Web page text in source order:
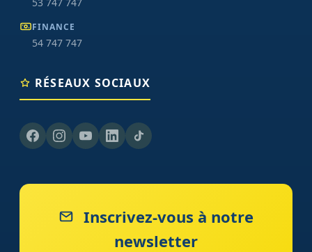
FINANCE
54 747 747
RÉSEAUX SOCIAUX
Inscrivez-vous à notre
newsletter